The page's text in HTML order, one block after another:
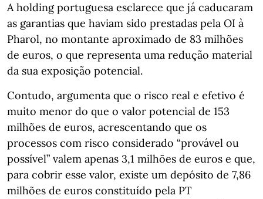
A holding portuguesa esclarece que já caducaram
as garantias que haviam sido prestadas pela OI à
Pharol, no montante aproximado de 83 milhões
de euros, o que representa uma redução material
da sua exposição potencial.
Contudo, argumenta que o risco real e efetivo é
muito menor do que o valor potencial de 153
milhões de euros, acrescentando que os
processos com risco considerado “provável ou
possível” valem apenas 3,1 milhões de euros e que,
para cobrir esse valor, existe um depósito de 7,86
milhões de euros constituído pela PT